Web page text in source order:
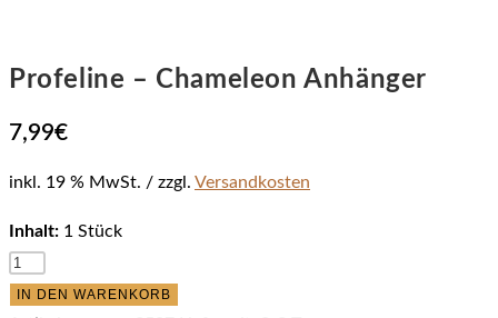
Profeline – Chameleon Anhänger
7,99€
inkl. 19 % MwSt. zzgl. Versandkosten
Inhalt: 1 Stück
Profeline
IN DEN WARENKORB